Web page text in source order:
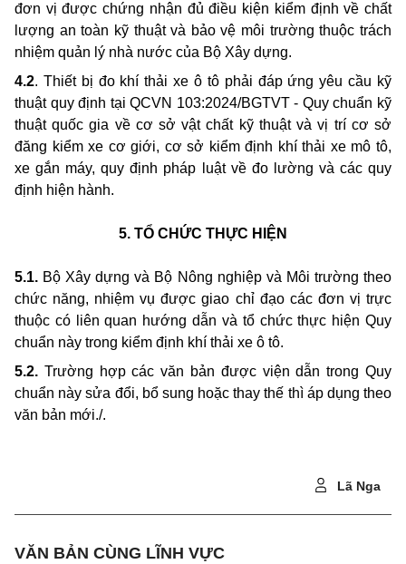
đơn vị được chứng nhận đủ điều kiện kiểm định về chất
lượng an toàn kỹ thuật và bảo vệ môi trường thuộc trách
nhiệm quản lý nhà nước của Bộ Xây dựng.
4.2. Thiết bị đo khí thải xe ô tôphải đáp ứng yêu cầu kỹ
thuật quy định tại QCVN 103:2024/BGTVT - Quy chuẩn kỹ
thuật quốc gia về cơ sở vật chất kỹ thuật và vị trí cơ sở
đăng kiểm xe cơ giới, cơ sở kiểm định khí thải xe mô tô,
xe gắn máy, quy định pháp luật về đo lường và các quy
định hiện hành.
5. TỔ CHỨC THỰC HIỆN
5.1. Bộ Xây dựng và Bộ Nông nghiệp và Môi trường theo
chức năng, nhiệm vụ được giao chỉ đạo các đơn vị trực
thuộc có liên quan hướng dẫn và tổ chức thực hiện Quy
chuẩn này trong kiểm định khí thải xe ô tô.
5.2. Trường hợp các văn bản được viện dẫn trong Quy
chuẩn này sửa đổi, bổ sung hoặc thay thế thì áp dụng theo
văn bản mới./.
Lã Nga
VĂN BẢN CÙNG LĨNH VỰC